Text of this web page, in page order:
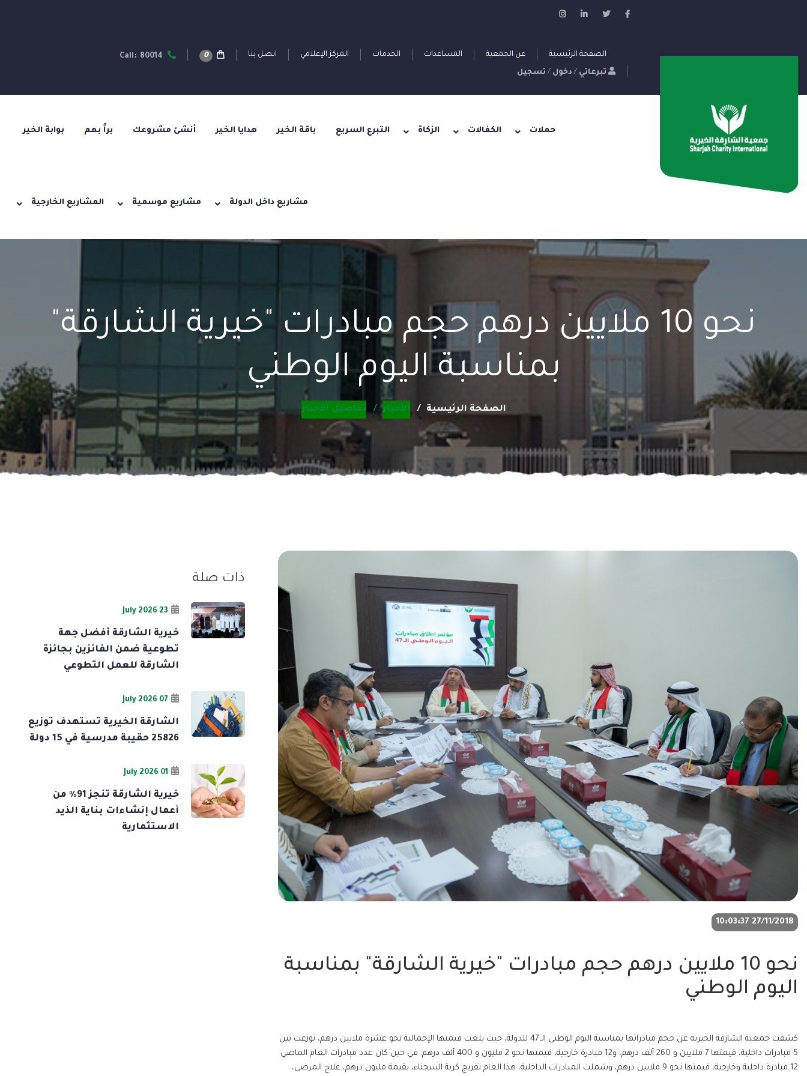
الصفحة الرئيسية عن الجمعية المساعدات الخدمات المركز الإعلامي اتصل بنا 0
تبرعاتي / دخول / تسجيل
بوابة الخير براً بهم أنشئ مشروعك هدايا الخير باقة الخير التبرع السريع الزكاة الكفالات حملات
المشاريع الخارجية مشاريع موسمية مشاريع داخل الدولة
نحو 10 ملايين درهم حجم مبادرات "خيرية الشارقة"
بمناسبة اليوم الوطني
الصفحة الرئيسية الأخبار تفاصيل الأخبار
27/11/2018 10:03:37
نحو 10 ملايين درهم حجم مبادرات "خيرية الشارقة" بمناسبة
اليوم الوطني
كشفت جمعية الشارقة الخيرية عن حجم مبادراتها بمناسبة اليوم الوطني الـ 47 للدولة، حيث بلغت قيمتها الإجمالية نحو عشرة ملايين درهم، توزعت بين
5 مبادرات داخلية، قيمتها 7 ملايين و 260 ألف درهم، و12 مبادرة خارجية، قيمتها نحو 2 مليون و 400 ألف درهم. في حين كان عدد مبادرات العام الماضي
12 مبادرة داخلية وخارجية، قيمتها نحو 9 ملايين درهم، وشملت المبادرات الداخلية، هذا العام تفريج كربة السجناء، بقيمة مليون درهم، علاج المرضى،
ذات صلة
23 July 2026
خيرية الشارقة أفضل جهة
تطوعية ضمن الفائزين بجائزة
الشارقة للعمل التطوعي
07 July 2026
الشارقة الخيرية تستهدف توزيع
25826 حقيبة مدرسية في 15 دولة
01 July 2026
خيرية الشارقة تنجز 91% من
أعمال إنشاءات بناية الذيد
الاستثمارية